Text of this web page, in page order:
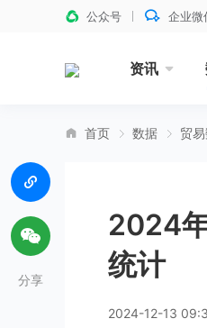
公众号 企业微
资讯
首页 数据 贸
2024
统计
2024-12-13
分享